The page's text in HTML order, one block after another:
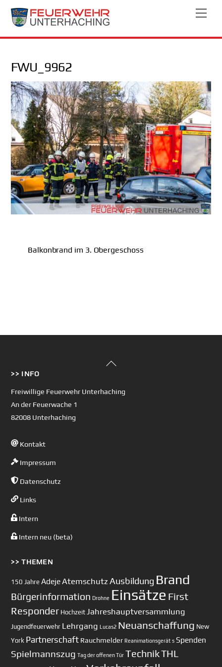
Skip
FWU_9962
Balkonbrand im 3. Obergeschoss
Back
>> INFO
Freiwillige Feuerwehr Unterhaching
An der Feuerwache 1
82008 Unterhaching
Kontakt
Impressum
Datenschutz
Links
Intern
Intern neu (beta)
>> THEMEN
150 Jahre AdejeAtemschutz Ausbildung Brand
Bürgerinformation Drohne Einsätze First
Responder Hochzeit Jahreshauptversammlung
Jugendfeuerwehr Lehrgang Lucas2 Neuanschaffung New
York Partnerschaft Rauchmelder Reanimationsgerät s Spenden
Spielmannszug Tag der offenen Tür TechnikTHL